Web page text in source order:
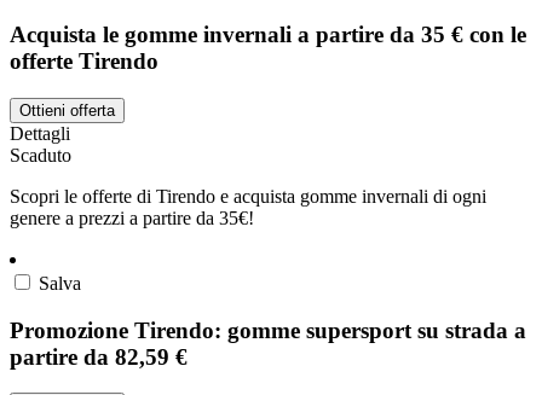
Acquista le gomme invernali a partire da 35 € con le
offerte Tirendo
Ottieni offerta
Dettagli
Scaduto
Scopri le offerte di Tirendo e acquista gomme invernali di ogni
genere a prezzi a partire da 35€!
Salva
Promozione Tirendo: gomme supersport su strada a
partire da 82,59 €